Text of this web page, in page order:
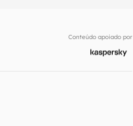
Conteúdo apoiado por
primeira